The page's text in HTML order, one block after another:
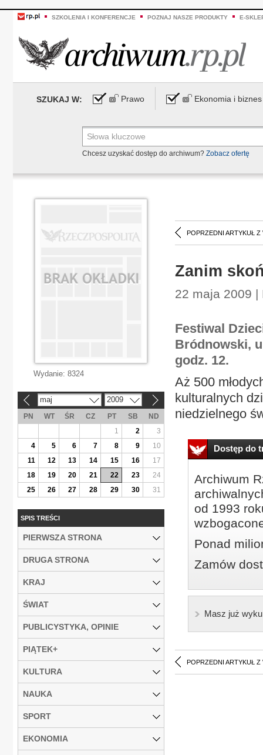
SZKOLENIA I KONFERENCJE POZNAJ NASZE PRODUKTY E-
SZUKAJ W: Prawo Ekonomia i biznes
Chcesz uzyskać dostęp do archiwum? Zobacz ofertę
POPRZEDNI ARTYKUŁ Z
Zanim
22 maja 2009 |
Festiwal
Bródnowski,
godz. 12.
Aż 500
kulturalnych
niedzielnego
Dostęp do
Archiwum
od 1993
Ponad
Zamów
Masz już
POPRZEDNI ARTYKUŁ Z
Wydanie: 8324
maj 2009
PN WT ŚR CZ PT SB
ND
1
2
3
4
5 6 7 8 9
10
11
12 13 14 15 16
17
18
19 20 21 22 23
24
25
26 27 28 29 30 31
SPIS TREŚCI
PIERWSZA STRONA
DRUGA STRONA
KRAJ
ŚWIAT
PUBLICYSTYKA, OPINIE
PIĄTEK+
KULTURA
NAUKA
SPORT
EKONOMIA